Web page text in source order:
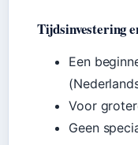
Tijdsinvestering
Een
Voor
Geen